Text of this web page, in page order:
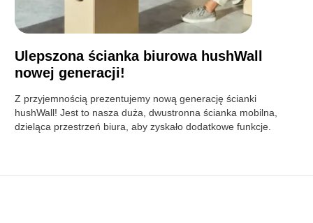
Ulepszona ścianka biurowa hushWall
nowej generacji!
Z przyjemnością prezentujemy nową generację ścianki
hushWall! Jest to nasza duża, dwustronna ścianka mobilna,
dzieląca przestrzeń biura, aby zyskało dodatkowe funkcje.